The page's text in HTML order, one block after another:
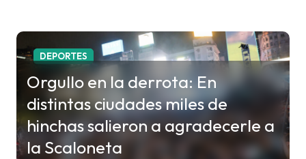
DEPORTES
Orgullo en la derrota: En
distintas ciudades miles de
hinchas salieron a agradecerle a
la Scaloneta